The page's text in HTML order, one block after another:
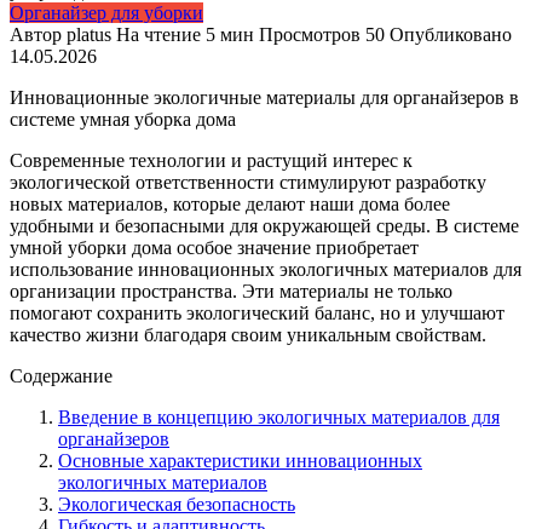
Органайзер для уборки
Автор platus На чтение 5 мин Просмотров 50 Опубликовано
14.05.2026
Инновационные экологичные материалы для органайзеров в
системе умная уборка дома
Современные технологии и растущий интерес к
экологической ответственности стимулируют разработку
новых материалов, которые делают наши дома более
удобными и безопасными для окружающей среды. В системе
умной уборки дома особое значение приобретает
использование инновационных экологичных материалов для
организации пространства. Эти материалы не только
помогают сохранить экологический баланс, но и улучшают
качество жизни благодаря своим уникальным свойствам.
Содержание
Введение в концепцию экологичных материалов для
органайзеров
Основные характеристики инновационных
экологичных материалов
Экологическая безопасность